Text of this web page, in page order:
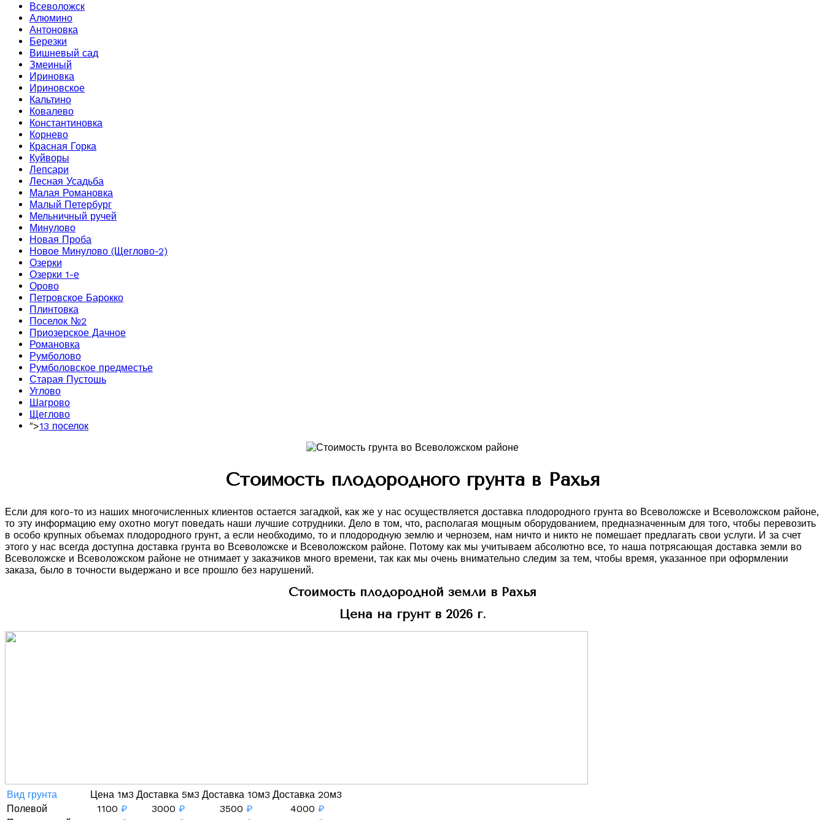
Всеволожск
Алюмино
Антоновка
Березки
Вишневый сад
Змеиный
Ириновка
Ириновское
Кальтино
Ковалево
Константиновка
Корнево
Красная Горка
Куйворы
Лепсари
Лесная Усадьба
Малая Романовка
Малый Петербург
Мельничный ручей
Минулово
Новая Проба
Новое Минулово (Щеглово-2)
Озерки
Озерки 1-е
Орово
Петровское Барокко
Плинтовка
Поселок №2
Приозерское Дачное
Романовка
Румболово
Румболовское предместье
Старая Пустошь
Углово
Шагрово
Щеглово
">13 поселок
Стоимость плодородного грунта в Рахья
Если для кого-то из наших многочисленных клиентов остается загадкой, как же у нас осуществляется доставка плодородного грунта во Всеволожске и Всеволожском районе,
то эту информацию ему охотно могут поведать наши лучшие сотрудники. Дело в том, что, располагая мощным оборудованием, предназначенным для того, чтобы перевозить
в особо крупных объемах плодородного грунт, а если необходимо, то и плодородную землю и чернозем, нам ничто и никто не помешает предлагать свои услуги. И за счет
этого у нас всегда доступна доставка грунта во Всеволожске и Всеволожском районе. Потому как мы учитываем абсолютно все, то наша потрясающая доставка земли во
Всеволожске и Всеволожском районе не отнимает у заказчиков много времени, так как мы очень внимательно следим за тем, чтобы время, указанное при оформлении
заказа, было в точности выдержано и все прошло без нарушений.
Стоимость плодородной земли в Рахья
Цена на грунт в 2026 г.
Вид грунта Цена 1м3 Доставка 5м3 Доставка 10м3 Доставка 20м3
Полевой
1100 ₽ 3000 ₽ 3500 ₽ 4000 ₽